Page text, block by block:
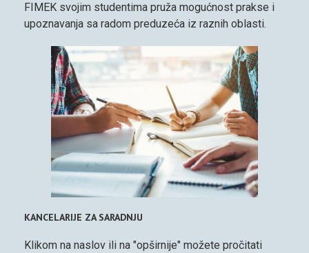
FIMEK svojim studentima pruža mogućnost prakse i
upoznavanja sa radom preduzeća iz raznih oblasti.
KANCELARIJE ZA SARADNJU
Klikom na naslov ili na "opširnije" možete pročitati